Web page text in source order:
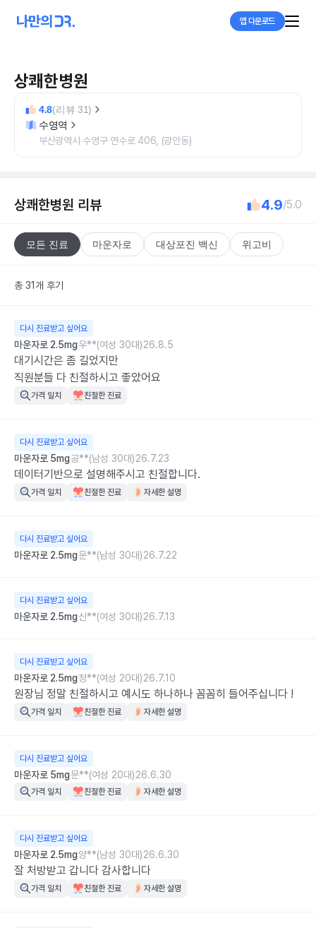
앱 다운로드
상쾌한병원
4.8(리뷰 31)
수영역
부산광역시 수영구 연수로 406, (광안동)
상쾌한병원 리뷰 4.9/5.0
모든 진료 마운자로 대상포진 백신 위고비
총 31개 후기
다시 진료받고 싶어요
마운자로 2.5mg우**(여성 30대)26.8.5
대기시간은 좀 길었지만
직원분들 다 친절하시고 좋았어요
가격 일치 친절한 진료
다시 진료받고 싶어요
마운자로 5mg공**(남성 30대)26.7.23
데이터기반으로 설명해주시고 친절합니다.
가격 일치 친절한 진료 자세한 설명
다시 진료받고 싶어요
마운자로 2.5mg문**(남성 30대)26.7.22
다시 진료받고 싶어요
마운자로 2.5mg신**(여성 30대)26.7.13
다시 진료받고 싶어요
마운자로 2.5mg정**(여성 20대)26.7.10
원장님 정말 친절하시고 예시도 하나하나 꼼꼼히 들어주십니다 !
가격 일치 친절한 진료 자세한 설명
다시 진료받고 싶어요
마운자로 5mg문**(여성 20대)26.6.30
가격 일치 친절한 진료 자세한 설명
다시 진료받고 싶어요
마운자로 2.5mg양**(남성 30대)26.6.30
잘 처방받고 갑니다 감사합니다
가격 일치 친절한 진료 자세한 설명